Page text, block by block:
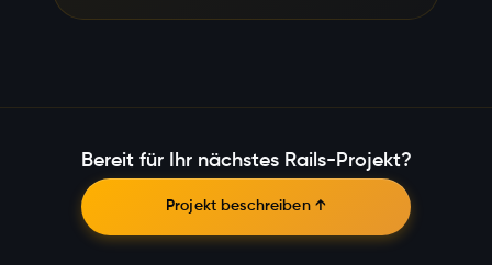
Bereit für Ihr nächstes Rails-Projekt?
Projekt beschreiben ↑